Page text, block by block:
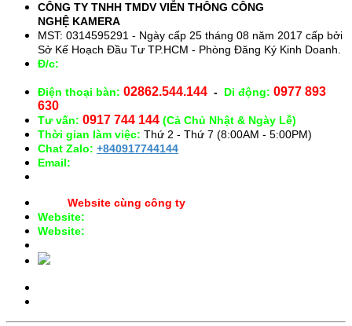
CÔNG TY TNHH TMDV VIỄN THÔNG CÔNG
NGHỆ KAMERA
MST: 0314595291 - Ngày cấp 25 tháng 08 năm 2017 cấp bởi
Sở Kế Hoạch Đầu Tư TP.HCM - Phòng Đăng Ký Kinh Doanh.
Đ/c:
Điện thoại bàn: 02862.544.144 - Di động: 0977 893
630
Tư vấn: 0917 744 144 (Cả Chủ Nhật & Ngày Lễ)
Thời gian làm việc: Thứ 2 - Thứ 7 (8:00AM - 5:00PM)
Chat Zalo: +840917744144
Email:
Website cùng công ty
Website:
Website: